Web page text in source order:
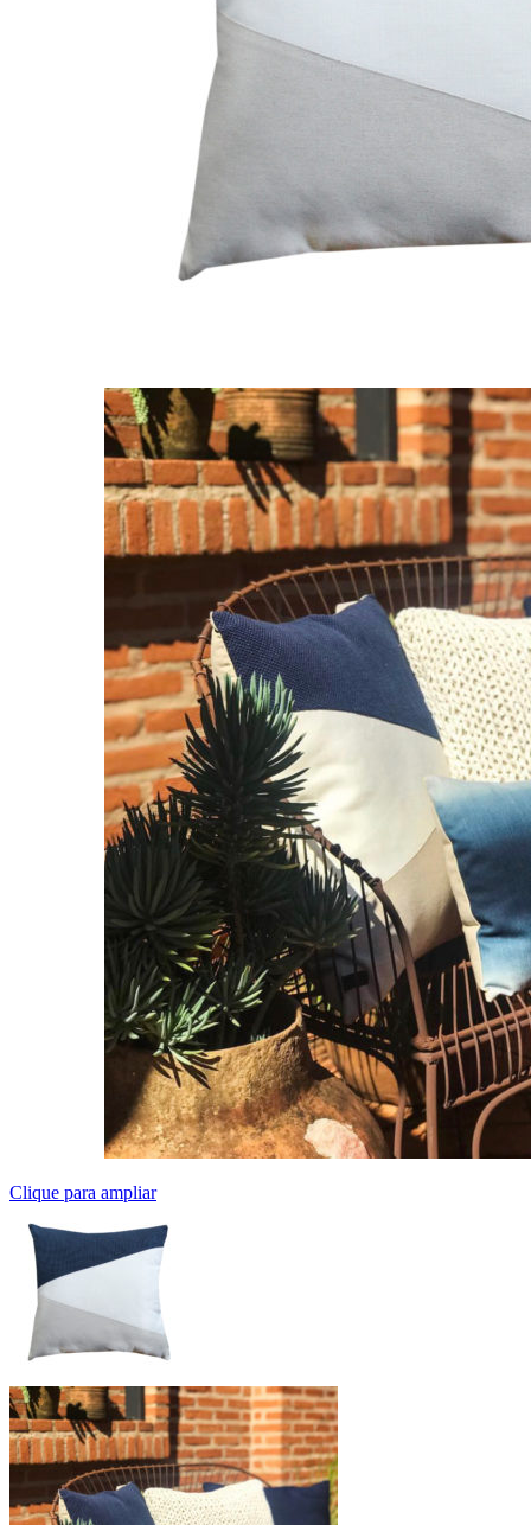
Clique para ampliar